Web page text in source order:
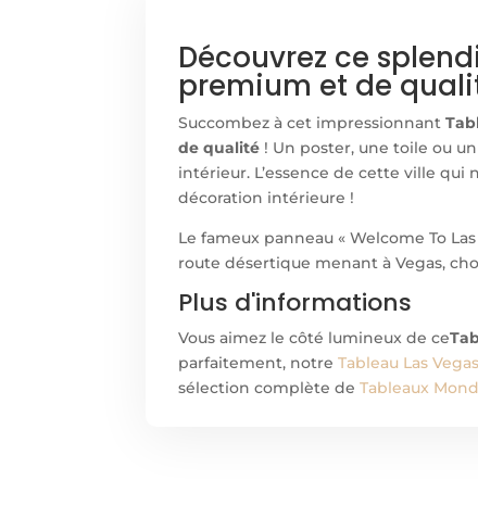
Découvrez ce
premium et de
Succombez à cet impressionnant
de qualité ! Un poster, une toile ou
intérieur. L’essence de cette ville qui
décoration intérieure !
Le fameux panneau « Welcome To
route désertique menant à Vegas,
Plus d'informations
Vous aimez le côté lumineux de ce
parfaitement, notreTableau Las
sélection complète deTableaux